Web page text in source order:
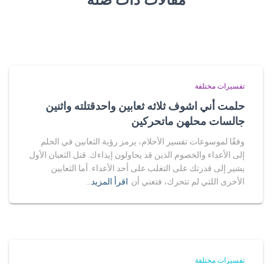
تفسيرات مختلفة
حلمت أني اشوف ثلاثه ثعابين واحدقتلته واثنين
جالسات محلهن ماتحركين
وفقًا لموسوعات تفسير الأحلام، يرمز رؤية الثعابين في الحلم
إلى الأعداء والخصوم الذين قد يحاولون إيذاءك. قتل الثعبان الأول
يشير إلى قدرتك على التغلب على أحد الأعداء. أما الثعابين
الأخرى اللتي لم تتحرك، فتعني أن اقرأ المزيد…
تفسيرات مختلفة